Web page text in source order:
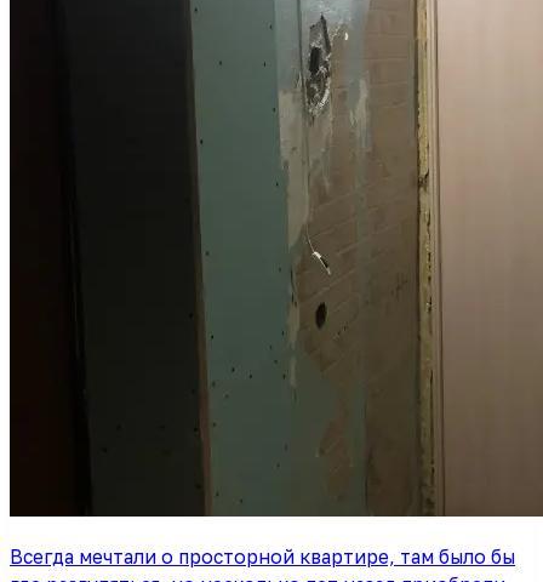
Всегда мечтали о просторной квартире, там было бы